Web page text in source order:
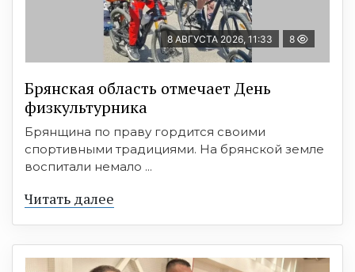
8 АВГУСТА 2026, 11:33 8
Брянская область отмечает День
физкультурника
Брянщина по праву гордится своими
спортивными традициями. На брянской земле
воспитали немало ...
Читать далее